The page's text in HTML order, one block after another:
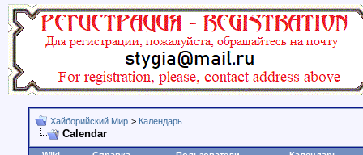
Хайборийский Мир > Календарь
Calendar